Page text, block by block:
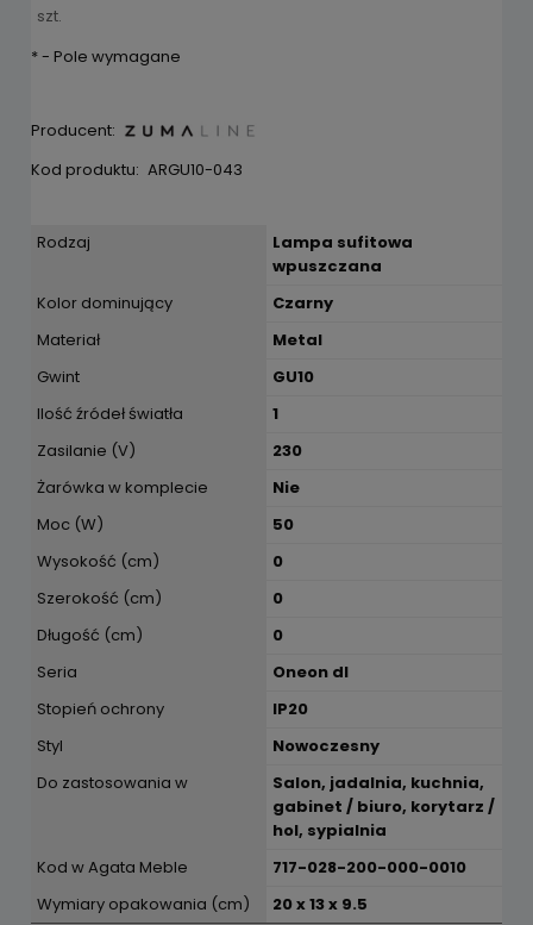
szt.
*- Pole wymagane
Producent:
Kod produktu: ARGU10-043
Rodzaj
Lampa sufitowa
wpuszczana
Kolor dominujący
Czarny
Materiał
Metal
Gwint
GU10
Ilość źródeł światła
1
Zasilanie (V)
230
Żarówka w komplecie
Nie
Moc (W)
50
Wysokość (cm)
0
Szerokość (cm)
0
Długość (cm)
0
Seria
Oneon dl
Stopień ochrony
IP20
Styl
Nowoczesny
Do zastosowania w
Salon, jadalnia, kuchnia,
gabinet / biuro, korytarz /
hol, sypialnia
Kod w Agata Meble
717-028-200-000-0010
Wymiary opakowania (cm)
20 x 13 x 9.5